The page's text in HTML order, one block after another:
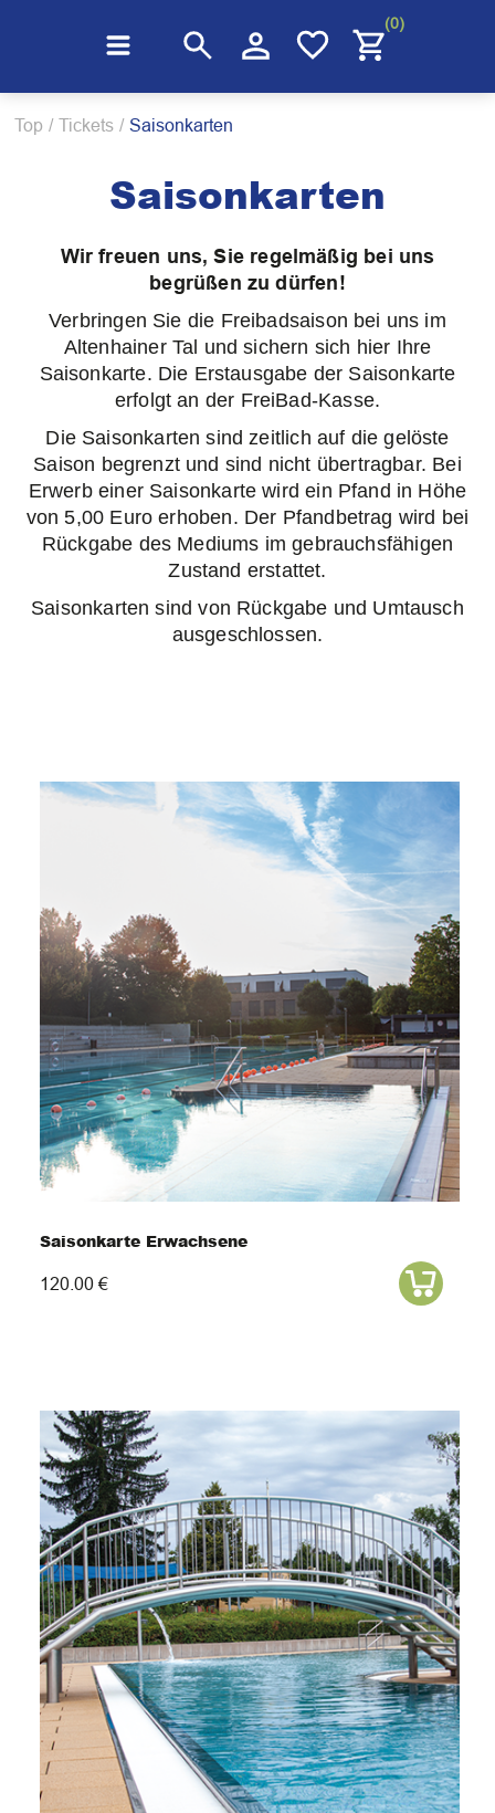
(0)
Top / Tickets / Saisonkarten
Saisonkarten
Wir freuen uns, Sie regelmäßig bei uns
begrüßen zu dürfen!
Verbringen Sie die Freibadsaison bei uns im
Altenhainer Tal und sichern sich hier Ihre
Saisonkarte. Die Erstausgabe der Saisonkarte
erfolgt an der FreiBad-Kasse.
Die Saisonkarten sind zeitlich auf die gelöste
Saison begrenzt und sind nicht übertragbar. Bei
Erwerb einer Saisonkarte wird ein Pfand in Höhe
von 5,00 Euro erhoben. Der Pfandbetrag wird bei
Rückgabe des Mediums im gebrauchsfähigen
Zustand erstattet.
Saisonkarten sind von Rückgabe und Umtausch
ausgeschlossen.
Saisonkarte Erwachsene
120.00 €